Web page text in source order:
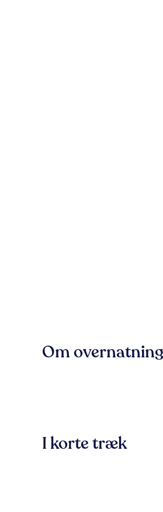
Om
I korte træk